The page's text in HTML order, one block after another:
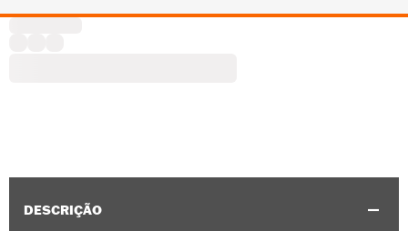
DESCRIÇÃO